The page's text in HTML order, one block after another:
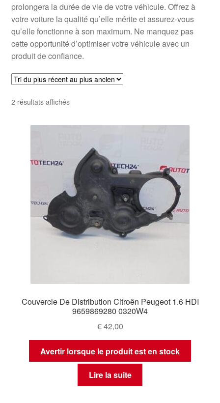
prolongera la durée de vie de votre véhicule. Offrez à
votre voiture la qualité qu’elle mérite et assurez-vous
qu’elle fonctionne à son maximum. Ne manquez pas
cette opportunité d’optimiser votre véhicule avec un
produit de confiance.
2 résultats affichésTrié
plus
ancien
Couvercle De Distribution Citroën Peugeot 1.6 HDI
9659869280 0320W4
€42,00
Avertir lorsque le produit est en stock
Lire la suite